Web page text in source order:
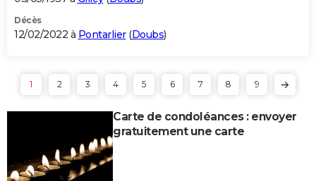
Décès
12/02/2022 à Pontarlier(Doubs)
1 2 3 4 5 6 7 8 9
Carte de condoléances : envoyer
gratuitement une carte